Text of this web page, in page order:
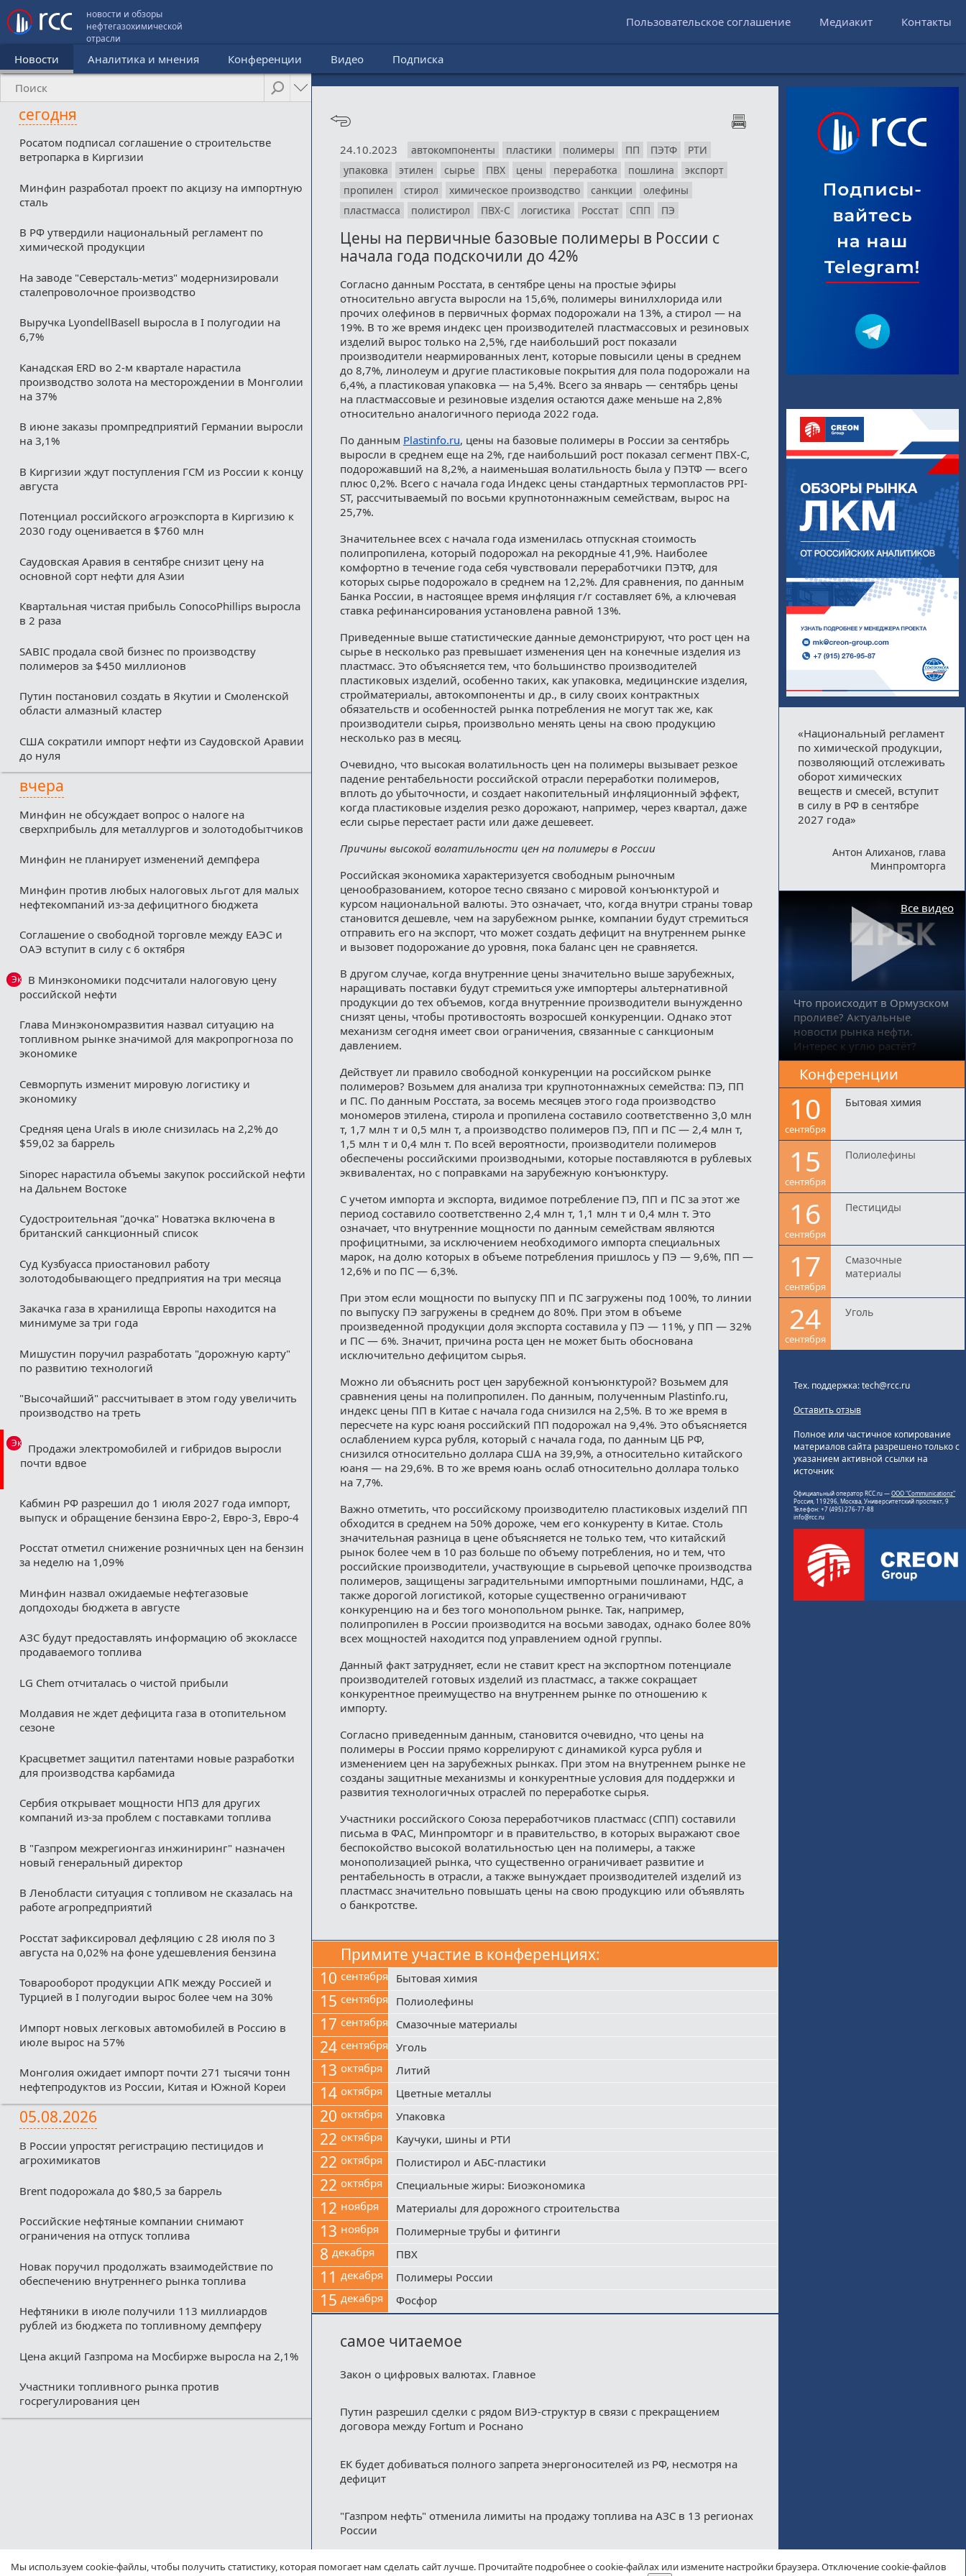
новости и обзоры
нефтегазохимической
отрасли
Пользовательское соглашение Медиакит Контакты
Новости Аналитика и мнения Конференции Видео Подписка
сегодня
Росатом подписал соглашение о строительстве
ветропарка в Киргизии
Минфин разработал проект по акцизу на импортную
сталь
В РФ утвердили национальный регламент по
химической продукции
На заводе "Северсталь-метиз" модернизировали
сталепроволочное производство
Выручка LyondellBasell выросла в I полугодии на
6,7%
Канадская ERD во 2-м квартале нарастила
производство золота на месторождении в Монголии
на 37%
В июне заказы промпредприятий Германии выросли
на 3,1%
В Киргизии ждут поступления ГСМ из России к концу
августа
Потенциал российского агроэкспорта в Киргизию к
2030 году оценивается в $760 млн
Саудовская Аравия в сентябре снизит цену на
основной сорт нефти для Азии
Квартальная чистая прибыль ConocoPhillips выросла
в 2 раза
SABIC продала свой бизнес по производству
полимеров за $450 миллионов
Путин постановил создать в Якутии и Смоленской
области алмазный кластер
США сократили импорт нефти из Саудовской Аравии
до нуля
вчера
Минфин не обсуждает вопрос о налоге на
сверхприбыль для металлургов и золотодобытчиков
Минфин не планирует изменений демпфера
Минфин против любых налоговых льгот для малых
нефтекомпаний из-за дефицитного бюджета
Соглашение о свободной торговле между ЕАЭС и
ОАЭ вступит в силу с 6 октября
Эксклюзив
В Минэкономики подсчитали налоговую цену
российской нефти
Глава Минэкономразвития назвал ситуацию на
топливном рынке значимой для макропрогноза по
экономике
Севморпуть изменит мировую логистику и
экономику
Средняя цена Urals в июле снизилась на 2,2% до
$59,02 за баррель
Sinopec нарастила объемы закупок российской нефти
на Дальнем Востоке
Судостроительная "дочка" Новатэка включена в
британский санкционный список
Суд Кузбуасса приостановил работу
золотодобывающего предприятия на три месяца
Закачка газа в хранилища Европы находится на
минимуме за три года
Мишустин поручил разработать "дорожную карту"
по развитию технологий
"Высочайший" рассчитывает в этом году увеличить
производство на треть
Эксклюзив
Продажи электромобилей и гибридов выросли
почти вдвое
Кабмин РФ разрешил до 1 июля 2027 года импорт,
выпуск и обращение бензина Евро-2, Евро-3, Евро-4
Росстат отметил снижение розничных цен на бензин
за неделю на 1,09%
Минфин назвал ожидаемые нефтегазовые
допдоходы бюджета в августе
АЗС будут предоставлять информацию об экоклассе
продаваемого топлива
LG Chem отчиталась о чистой прибыли
Молдавия не ждет дефицита газа в отопительном
сезоне
Красцветмет защитил патентами новые разработки
для производства карбамида
Сербия открывает мощности НПЗ для других
компаний из‑за проблем с поставками топлива
В "Газпром межрегионгаз инжиниринг" назначен
новый генеральный директор
В Ленобласти ситуация с топливом не сказалась на
работе агропредприятий
Росстат зафиксировал дефляцию с 28 июля по 3
августа на 0,02% на фоне удешевления бензина
Товарооборот продукции АПК между Россией и
Турцией в I полугодии вырос более чем на 30%
Импорт новых легковых автомобилей в Россию в
июле вырос на 57%
Монголия ожидает импорт почти 271 тысячи тонн
нефтепродуктов из России, Китая и Южной Кореи
05.08.2026
В России упростят регистрацию пестицидов и
агрохимикатов
Brent подорожала до $80,5 за баррель
Российские нефтяные компании снимают
ограничения на отпуск топлива
Новак поручил продолжать взаимодействие по
обеспечению внутреннего рынка топлива
Нефтяники в июле получили 113 миллиардов
рублей из бюджета по топливному демпферу
Цена акций Газпрома на Мосбирже выросла на 2,1%
Участники топливного рынка против
госрегулирования цен
24.10.2023 автокомпоненты пластики полимеры ПП ПЭТФ
РТИ
упаковка
этилен сырье ПВХ цены переработка пошлина
экспорт
пропилен
стирол химическое производство санкции
олефины
пластмасса
полистирол ПВХ-С логистика Росстат СПП ПЭ
Цены на первичные базовые полимеры в России с
начала года подскочили до 42%
Согласно данным Росстата, в сентябре цены на простые эфиры
относительно августа выросли на 15,6%, полимеры винилхлорида или
прочих олефинов в первичных формах подорожали на 13%, а стирол — на
19%. В то же время индекс цен производителей пластмассовых и резиновых
изделий вырос только на 2,5%, где наибольший рост показали
производители неармированных лент, которые повысили цены в среднем
до 8,7%, линолеум и другие пластиковые покрытия для пола подорожали на
6,4%, а пластиковая упаковка — на 5,4%. Всего за январь — сентябрь цены
на пластмассовые и резиновые изделия остаются даже меньше на 2,8%
относительно аналогичного периода 2022 года.
По данным Plastinfo.ru, цены на базовые полимеры в России за сентябрь
выросли в среднем еще на 2%, где наибольший рост показал сегмент ПВХ-С,
подорожавший на 8,2%, а наименьшая волатильность была у ПЭТФ — всего
плюс 0,2%. Всего с начала года Индекс цены стандартных термопластов PPI-
ST, рассчитываемый по восьми крупнотоннажным семействам, вырос на
25,7%.
Значительнее всех с начала года изменилась отпускная стоимость
полипропилена, который подорожал на рекордные 41,9%. Наиболее
комфортно в течение года себя чувствовали переработчики ПЭТФ, для
которых сырье подорожало в среднем на 12,2%. Для сравнения, по данным
Банка России, в настоящее время инфляция г/г составляет 6%, а ключевая
ставка рефинансирования установлена равной 13%.
Приведенные выше статистические данные демонстрируют, что рост цен на
сырье в несколько раз превышает изменения цен на конечные изделия из
пластмасс. Это объясняется тем, что большинство производителей
пластиковых изделий, особенно таких, как упаковка, медицинские изделия,
стройматериалы, автокомпоненты и др., в силу своих контрактных
обязательств и особенностей рынка потребления не могут так же, как
производители сырья, произвольно менять цены на свою продукцию
несколько раз в месяц.
Очевидно, что высокая волатильность цен на полимеры вызывает резкое
падение рентабельности российской отрасли переработки полимеров,
вплоть до убыточности, и создает накопительный инфляционный эффект,
когда пластиковые изделия резко дорожают, например, через квартал, даже
если сырье перестает расти или даже дешевеет.
Причины высокой волатильности цен на полимеры в России
Российская экономика характеризуется свободным рыночным
ценообразованием, которое тесно связано с мировой конъюнктурой и
курсом национальной валюты. Это означает, что, когда внутри страны товар
становится дешевле, чем на зарубежном рынке, компании будут стремиться
отправить его на экспорт, что может создать дефицит на внутреннем рынке
и вызовет подорожание до уровня, пока баланс цен не сравняется.
В другом случае, когда внутренние цены значительно выше зарубежных,
наращивать поставки будут стремиться уже импортеры альтернативной
продукции до тех объемов, когда внутренние производители вынужденно
снизят цены, чтобы противостоять возросшей конкуренции. Однако этот
механизм сегодня имеет свои ограничения, связанные с санкционым
давлением.
Действует ли правило свободной конкуренции на российском рынке
полимеров? Возьмем для анализа три крупнотоннажных семейства: ПЭ, ПП
и ПС. По данным Росстата, за восемь месяцев этого года производство
мономеров этилена, стирола и пропилена составило соответственно 3,0 млн
т, 1,7 млн т и 0,5 млн т, а производство полимеров ПЭ, ПП и ПС — 2,4 млн т,
1,5 млн т и 0,4 млн т. По всей вероятности, производители полимеров
обеспечены российскими производными, которые поставляются в рублевых
эквивалентах, но с поправками на зарубежную конъюнктуру.
С учетом импорта и экспорта, видимое потребление ПЭ, ПП и ПС за этот же
период составило соответственно 2,4 млн т, 1,1 млн т и 0,4 млн т. Это
означает, что внутренние мощности по данным семействам являются
профицитными, за исключением необходимого импорта специальных
марок, на долю которых в объеме потребления пришлось у ПЭ — 9,6%, ПП —
12,6% и по ПС — 6,3%.
При этом если мощности по выпуску ПП и ПС загружены под 100%, то линии
по выпуску ПЭ загружены в среднем до 80%. При этом в объеме
произведенной продукции доля экспорта составила у ПЭ — 11%, у ПП — 32%
и ПС — 6%. Значит, причина роста цен не может быть обоснована
исключительно дефицитом сырья.
Можно ли объяснить рост цен зарубежной конъюнктурой? Возьмем для
сравнения цены на полипропилен. По данным, полученным Plastinfo.ru,
индекс цены ПП в Китае с начала года снизился на 2,5%. В то же время в
пересчете на курс юаня российский ПП подорожал на 9,4%. Это объясняется
ослаблением курса рубля, который с начала года, по данным ЦБ РФ,
снизился относительно доллара США на 39,9%, а относительно китайского
юаня — на 29,6%. В то же время юань ослаб относительно доллара только
на 7,7%.
Важно отметить, что российскому производителю пластиковых изделий ПП
обходится в среднем на 50% дороже, чем его конкуренту в Китае. Столь
значительная разница в цене объясняется не только тем, что китайский
рынок более чем в 10 раз больше по объему потребления, но и тем, что
российские производители, участвующие в сырьевой цепочке производства
полимеров, защищены заградительными импортными пошлинами, НДС, а
также дорогой логистикой, которые существенно ограничивают
конкуренцию на и без того монопольном рынке. Так, например,
полипропилен в России производится на восьми заводах, однако более 80%
всех мощностей находится под управлением одной группы.
Данный факт затрудняет, если не ставит крест на экспортном потенциале
производителей готовых изделий из пластмасс, а также сокращает
конкурентное преимущество на внутреннем рынке по отношению к
импорту.
Согласно приведенным данным, становится очевидно, что цены на
полимеры в России прямо коррелируют с динамикой курса рубля и
изменением цен на зарубежных рынках. При этом на внутреннем рынке не
созданы защитные механизмы и конкурентные условия для поддержки и
развития технологичных отраслей по переработке сырья.
Участники российского Союза переработчиков пластмасс (СПП) составили
письма в ФАС, Минпромторг и в правительство, в которых выражают свое
беспокойство высокой волатильностью цен на полимеры, а также
монополизацией рынка, что существенно ограничивает развитие и
рентабельность в отрасли, а также вынуждает производителей изделий из
пластмасс значительно повышать цены на свою продукцию или объявлять
о банкротстве.
Примите участие в конференциях:
10 сентября Бытовая химия
15 сентября Полиолефины
17 сентября Смазочные материалы
24 сентября Уголь
13 октября Литий
14 октября Цветные металлы
20 октября Упаковка
22 октября Каучуки, шины и РТИ
22 октября Полистирол и АБС-пластики
22 октября Специальные жиры: Биоэкономика
12 ноября Материалы для дорожного строительства
13 ноября Полимерные трубы и фитинги
8 декабря ПВХ
11 декабря Полимеры России
15 декабря Фосфор
самое читаемое
Закон о цифровых валютах. Главное
Путин разрешил сделки с рядом ВИЭ-структур в связи с прекращением
договора между Fortum и Роснано
ЕК будет добиваться полного запрета энергоносителей из РФ, несмотря на
дефицит
"Газпром нефть" отменила лимиты на продажу топлива на АЗС в 13 регионах
России
РЖД нарастили погрузку угля
«Национальный регламент
по химической продукции,
позволяющий отслеживать
оборот химических
веществ и смесей, вступит
в силу в РФ в сентябре
2027 года»
Антон Алиханов, глава
Минпромторга
Что происходит в Ормузском
проливе? Актуальные
новости рынка нефти.
Интерес к углю растёт?
Все видео
Конференции
10
сентября
Бытовая химия
15
сентября
Полиолефины
16
сентября
Пестициды
17
сентября
Смазочные
материалы
24
сентября
Уголь
Тех. поддержка: tech@rcc.ru
Оставить отзыв
Полное или частичное копирование
материалов сайта разрешено только с
указанием активной ссылки на
источник
Официальный оператор RCC.ru —ООО "Communicationz"
Россия, 119296, Москва, Университетский проспект, 9
Телефон: +7 (495) 276-77-88
info@rcc.ru
Мы используем cookie-файлы, чтобы получить статистику, которая помогает нам сделать сайт лучше. Прочитайте подробнее о cookie-файлах или измените настройки браузера. Отключение cookie-файлов